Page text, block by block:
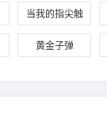
当我的指尖触
碰到你的温度
黄金子弹